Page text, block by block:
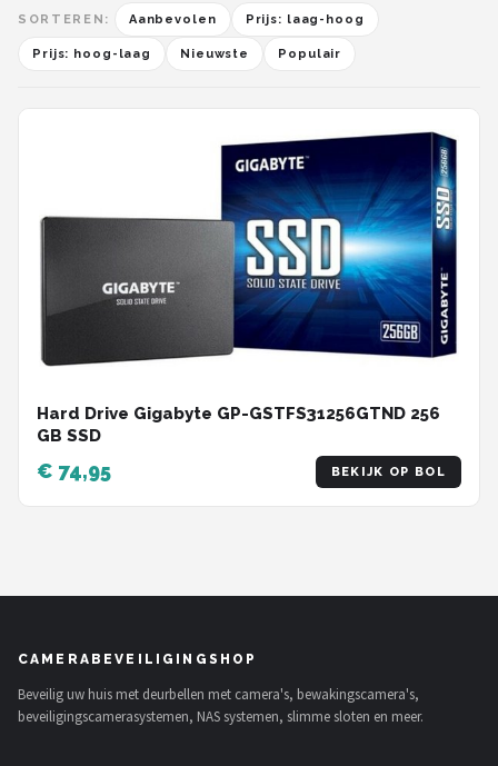
SORTEREN: Aanbevolen Prijs: laag-hoog
Prijs: hoog-laag Nieuwste Populair
Hard Drive Gigabyte GP-GSTFS31256GTND 256
GB SSD
€ 74,95 BEKIJK OP BOL
CAMERABEVEILIGINGSHOP
Beveilig uw huis met deurbellen met camera's, bewakingscamera's,
beveiligingscamerasystemen, NAS systemen, slimme sloten en meer.